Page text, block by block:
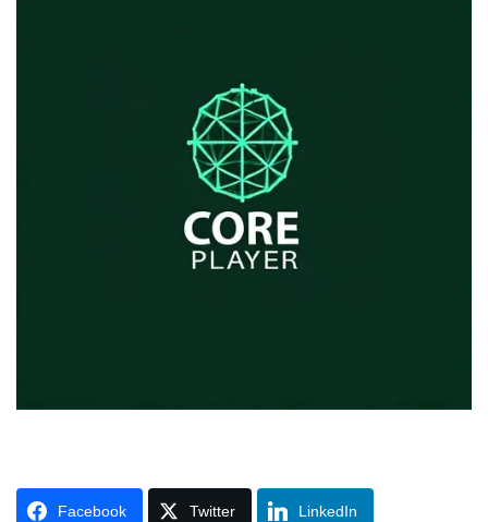
Facebook Twitter LinkedIn